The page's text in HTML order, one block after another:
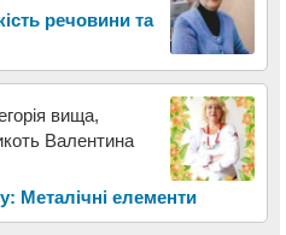
речовини та
вища,
Валентина
Металічні елементи